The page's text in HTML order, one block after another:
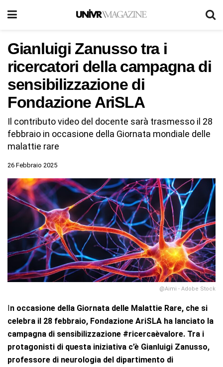
Gianluigi Zanusso tra i
ricercatori della campagna di
sensibilizzazione di
Fondazione AriSLA
Il contributo video del docente sarà trasmesso il 28
febbraio in occasione della Giornata mondiale delle
malattie rare
26 Febbraio 2025
@Aimi - Adobe Stock
In occasione della Giornata delle Malattie Rare, che si
celebra il 28 febbraio, Fondazione AriSLA ha lanciato la
campagna di sensibilizzazione #ricercaèvalore. Tra i
protagonisti di questa iniziativa c’è Gianluigi Zanusso,
professore di neurologia del dipartimento di